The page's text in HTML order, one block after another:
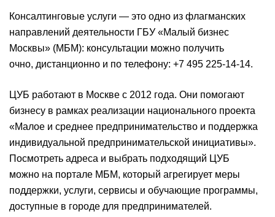
Консалтинговые услуги — это одно из флагманских
направлений деятельности ГБУ «Малый бизнес
Москвы» (МБМ): консультации можно получить
очно, дистанционно и по телефону: +7 495 225-14-14.
ЦУБ работают в Москве с 2012 года. Они помогают
бизнесу в рамках реализации национального проекта
«Малое и среднее предпринимательство и поддержка
индивидуальной предпринимательской инициативы».
Посмотреть адреса и выбрать подходящий ЦУБ
можно на портале МБМ, который агрегирует меры
поддержки, услуги, сервисы и обучающие программы,
доступные в городе для предпринимателей.